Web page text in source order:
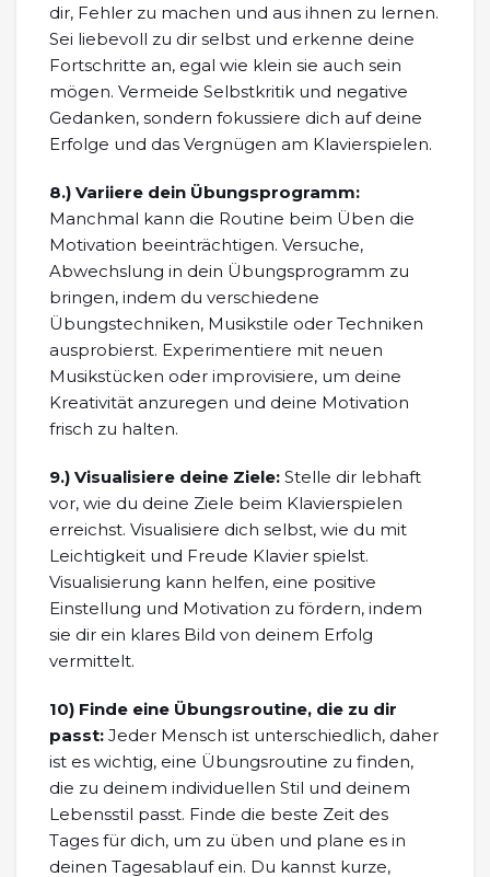
dir, Fehler zu machen und aus ihnen zu lernen.
Sei liebevoll zu dir selbst und erkenne deine
Fortschritte an, egal wie klein sie auch sein
mögen. Vermeide Selbstkritik und negative
Gedanken, sondern fokussiere dich auf deine
Erfolge und das Vergnügen am Klavierspielen.
8.) Variiere dein Übungsprogramm:
Manchmal kann die Routine beim Üben die
Motivation beeinträchtigen. Versuche,
Abwechslung in dein Übungsprogramm zu
bringen, indem du verschiedene
Übungstechniken, Musikstile oder Techniken
ausprobierst. Experimentiere mit neuen
Musikstücken oder improvisiere, um deine
Kreativität anzuregen und deine Motivation
frisch zu halten.
9.) Visualisiere deine Ziele: Stelle dir lebhaft
vor, wie du deine Ziele beim Klavierspielen
erreichst. Visualisiere dich selbst, wie du mit
Leichtigkeit und Freude Klavier spielst.
Visualisierung kann helfen, eine positive
Einstellung und Motivation zu fördern, indem
sie dir ein klares Bild von deinem Erfolg
vermittelt.
10) Finde eine Übungsroutine, die zu dir
passt: Jeder Mensch ist unterschiedlich, daher
ist es wichtig, eine Übungsroutine zu finden,
die zu deinem individuellen Stil und deinem
Lebensstil passt. Finde die beste Zeit des
Tages für dich, um zu üben und plane es in
deinen Tagesablauf ein. Du kannst kurze,